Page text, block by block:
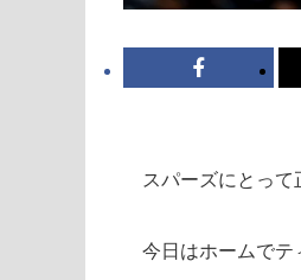
スパーズにとって
今日はホームでテ